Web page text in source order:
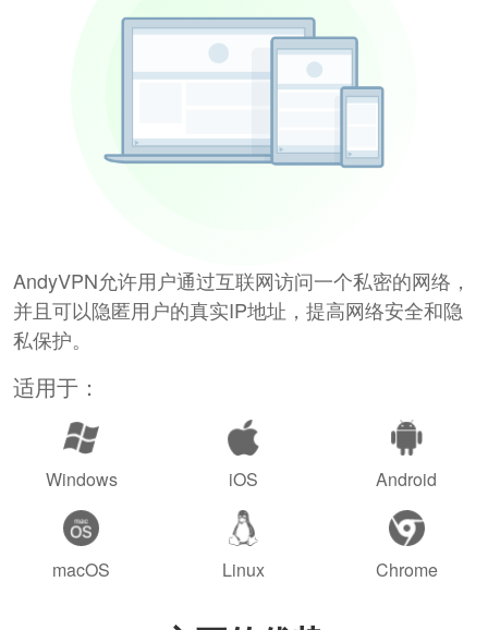
AndyVPN允许用户通过互联网访问一个私密的网络，
并且可以隐匿用户的真实IP地址，提高网络安全和隐
私保护。
适用于：
Windows iOS Android
macOS Linux Chrome